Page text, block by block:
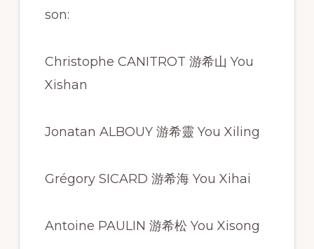
son:
Christophe CANITROT 游希山 You
Xishan
Jonatan ALBOUY 游希靈 You Xiling
Grégory SICARD 游希海 You Xihai
Antoine PAULIN 游希松 You Xisong